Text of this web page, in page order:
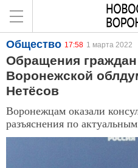
Общество 17:58 1 марта 2022
Обращения
Воронежской
Нетёсов
Воронежцам оказали
разъяснения по